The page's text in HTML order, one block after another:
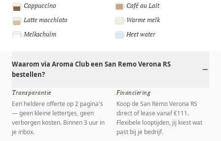
Cappuccino
Café au Lait
Latte macchiato
Warme melk
Melkschuim
Heet water
Waarom via Aroma Club een San Remo Verona RS
bestellen?
Transparantie
Een heldere offerte op 2 pagina's
— geen kleine lettertjes, geen
verborgen kosten. Binnen 3 uur in
je inbox.
Financiering
Koop de San Remo Verona RS
direct of lease vanaf €111.
Flexibele looptijden, jij kiest wat
past bij je bedrijf.